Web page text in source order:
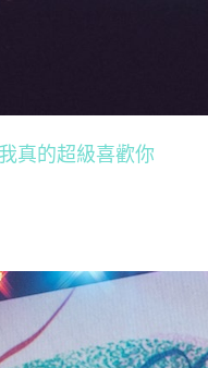
真的超級喜歡你